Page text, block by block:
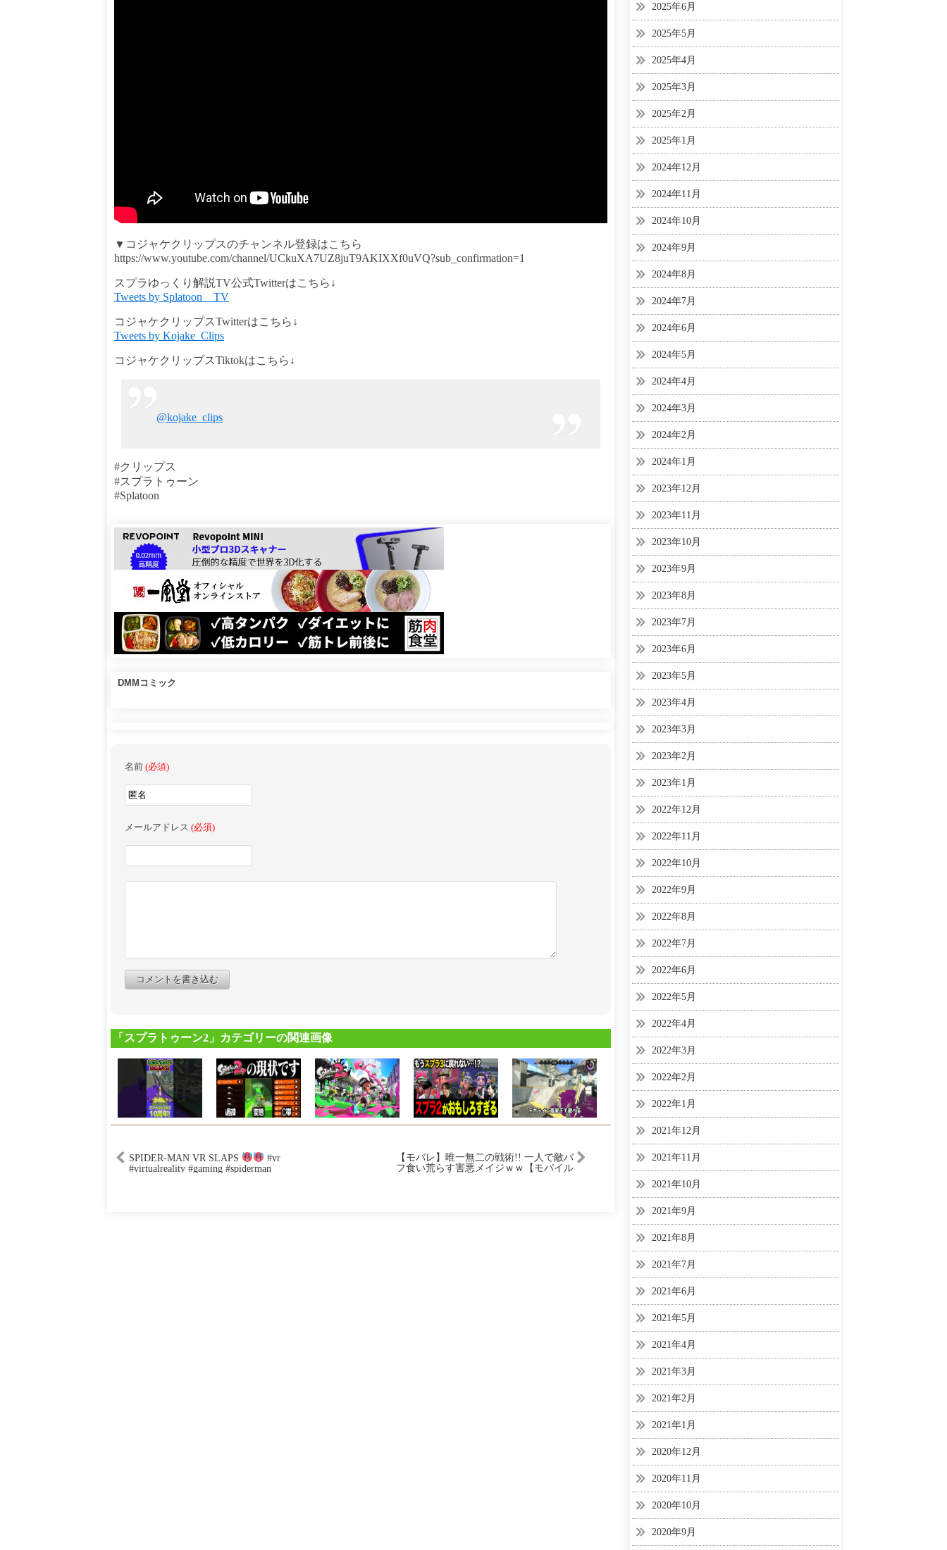
▼コジャケクリップスのチャンネル登録はこちら
https://www.youtube.com/channel/UCkuXA7UZ8juT9AKIXXf0uVQ?sub_confirmation=1
スプラゆっくり解説TV公式Twitterはこちら↓
Tweets by Splatoon__TV
コジャケクリップスTwitterはこちら↓
Tweets by Kojake_Clips
コジャケクリップスTiktokはこちら↓
@kojake_clips
#クリップス
#スプラトゥーン
#Splatoon
DMMコミック
名前 (必須)
メールアドレス (必須)
コメントを書き込む
「スプラトゥーン2」カテゴリーの関連画像
SPIDER-MAN VR SLAPS
#vr
#virtualreality #gaming #spiderman
【モバレ】唯一無二の戦術!! 一人で敵バ
フ食い荒らす害悪メイジｗｗ【モバイル
2025年6月
2025年5月
2025年4月
2025年3月
2025年2月
2025年1月
2024年12月
2024年11月
2024年10月
2024年9月
2024年8月
2024年7月
2024年6月
2024年5月
2024年4月
2024年3月
2024年2月
2024年1月
2023年12月
2023年11月
2023年10月
2023年9月
2023年8月
2023年7月
2023年6月
2023年5月
2023年4月
2023年3月
2023年2月
2023年1月
2022年12月
2022年11月
2022年10月
2022年9月
2022年8月
2022年7月
2022年6月
2022年5月
2022年4月
2022年3月
2022年2月
2022年1月
2021年12月
2021年11月
2021年10月
2021年9月
2021年8月
2021年7月
2021年6月
2021年5月
2021年4月
2021年3月
2021年2月
2021年1月
2020年12月
2020年11月
2020年10月
2020年9月